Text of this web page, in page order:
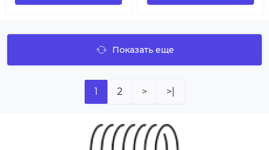
Показать еще
1 2 > >|